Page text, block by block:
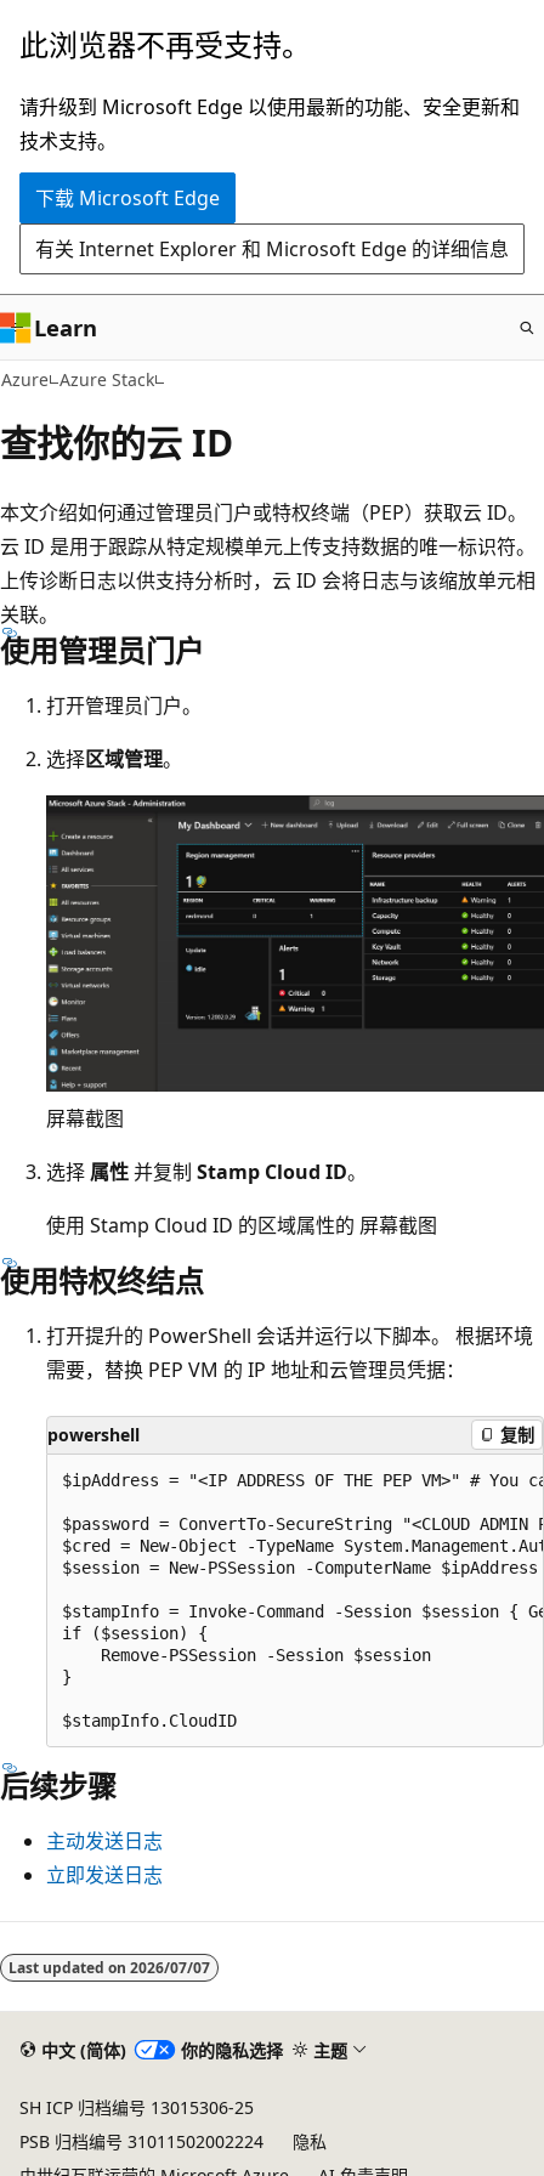
跳
主
要
内
此浏览器不再受支持。
请升级到 Microsoft Edge 以使用最新的功能、安全更新和
技术支持。
下载 Microsoft Edge
有关 Internet Explorer 和 Microsoft Edge 的详细信息
Learn
Azure Azure Stack
查找你的云 ID
本文介绍如何通过管理员门户或特权终端（PEP）获取云 ID。
云 ID 是用于跟踪从特定规模单元上传支持数据的唯一标识符。
上传诊断日志以供支持分析时，云 ID 会将日志与该缩放单元相
关联。
使用管理员门户
打开管理员门户。
选择区域管理。
屏幕截图
选择 属性并复制 Stamp Cloud ID。
使用 Stamp Cloud ID 的区域属性的 屏幕截图
使用特权终结点
打开提升的 PowerShell 会话并运行以下脚本。 根据环境
需要，替换 PEP VM 的 IP 地址和云管理员凭据：
powershell 复制
$ipAddress = "<IP ADDRESS OF THE PEP VM>" #
$password = ConvertTo-SecureString "<CLOUD ADMIN
$cred = New-Object -TypeName
$session = New-PSSession -ComputerName
$stampInfo = Invoke-Command -Session $session {
if ($session) {
    Remove-PSSession -Session $session
}
后续步骤
主动发送日志
立即发送日志
阅
读Last updated on 2026/07/07
中文 (简体) 你的隐私选择 主题
SH ICP 归档编号 13015306-25
PSB 归档编号 31011502002224
隐私